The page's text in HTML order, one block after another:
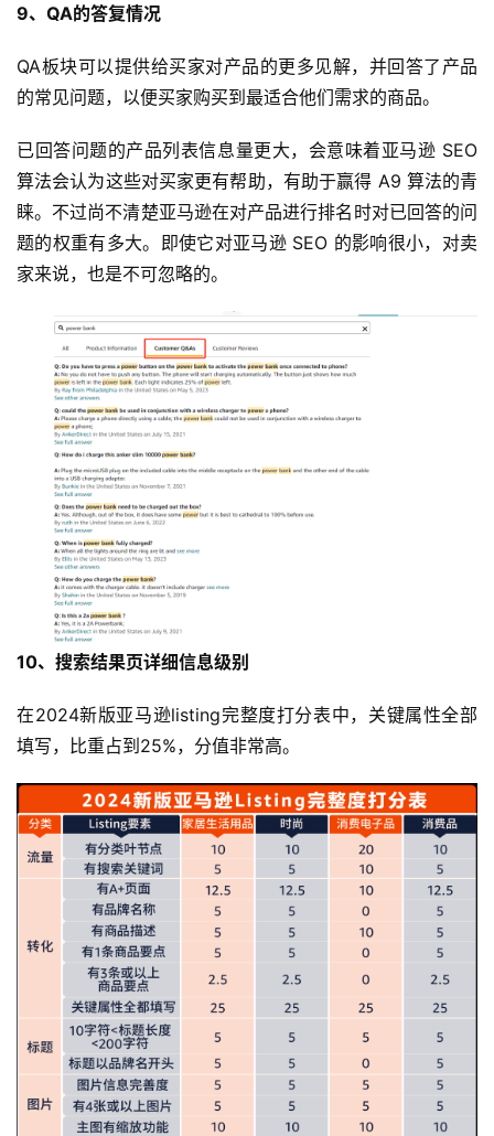
9、QA的答复情况
QA板块可以提供给买家对产品的更多见解，并回答了产品
的常见问题，以便买家购买到最适合他们需求的商品。
已回答问题的产品列表信息量更大，会意味着亚马逊 SEO
算法会认为这些对买家更有帮助，有助于赢得 A9 算法的青
睐。不过尚不清楚亚马逊在对产品进行排名时对已回答的问
题的权重有多大。即使它对亚马逊 SEO 的影响很小，对卖
家来说，也是不可忽略的。
10、搜索结果页详细信息级别
在2024新版亚马逊listing完整度打分表中，关键属性全部
填写，比重占到25%，分值非常高。